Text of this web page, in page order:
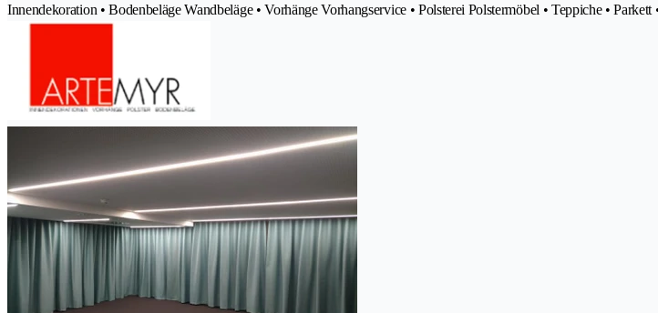
Innendekoration • Bodenbeläge Wandbeläge • Vorhänge Vorhangservice • Polsterei Polstermöbel • Teppiche • Parkett